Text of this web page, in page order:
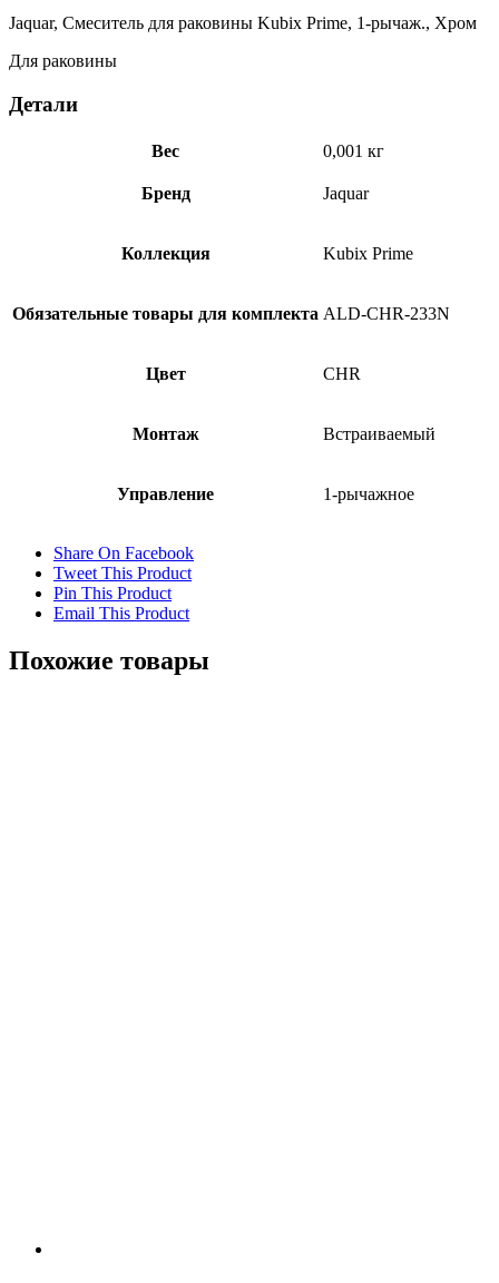
Jaquar, Смеситель для раковины Kubix Prime, 1-рычаж., Хром
Для раковины
Детали
Вес 0,001 кг
Бренд Jaquar
Коллекция Kubix Prime
Обязательные товары для комплекта ALD-CHR-233N
Цвет CHR
Монтаж Встраиваемый
Управление 1-рычажное
Share On Facebook
Tweet This Product
Pin This Product
Email This Product
Похожие товары